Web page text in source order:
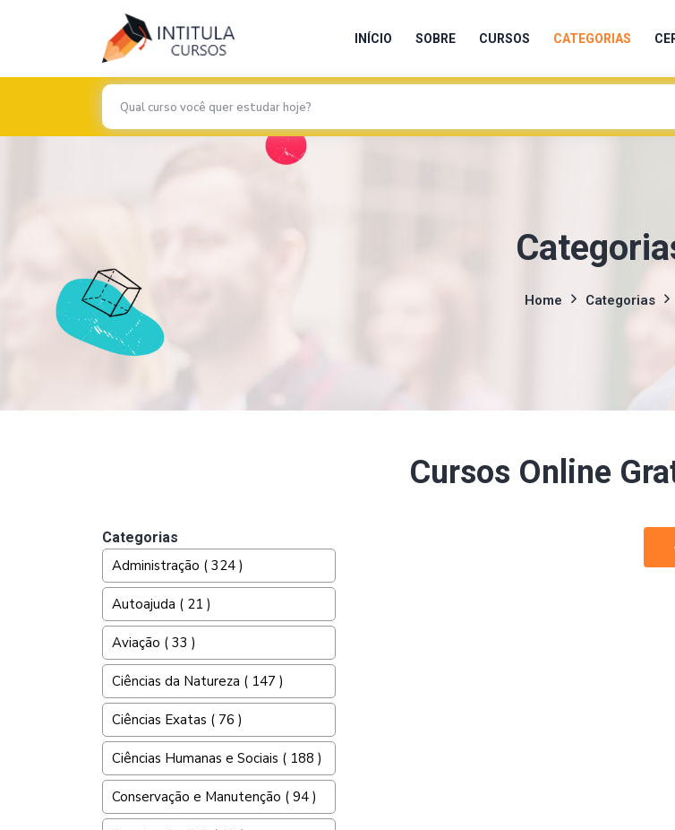
INÍCIO SOBRE CURSOS CATEGORIAS
Home Categorias
Cursos Online
Categorias
Administração ( 324 )
Autoajuda ( 21 )
Aviação ( 33 )
Ciências da Natureza ( 147 )
Ciências Exatas ( 76 )
Ciências Humanas e Sociais ( 188 )
Conservação e Manutenção ( 94 )